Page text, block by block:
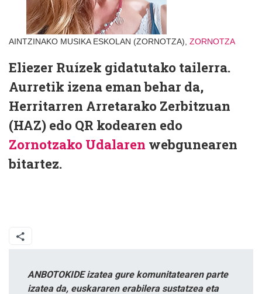
AINTZINAKO MUSIKA ESKOLAN (ZORNOTZA), ZORNOTZA
Eliezer Ruízek gidatutako tailerra.
Aurretik izena eman behar da,
Herritarren Arretarako Zerbitzuan
(HAZ) edo QR kodearen edo
Zornotzako Udalaren webgunearen
bitartez.
ANBOTOKIDE izatea gure komunitatearen parte
izatea da, euskararen erabilera sustatzea eta